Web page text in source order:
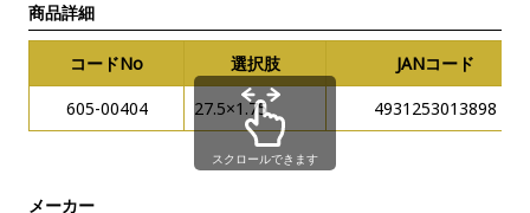
商品詳細
コードNo 選択肢
JANコード
605-00404
27.5×1.75 4931253013898
スクロールできます
メーカー